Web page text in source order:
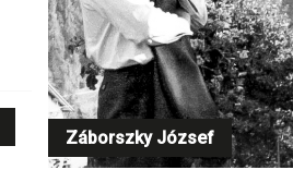
Záborszky József